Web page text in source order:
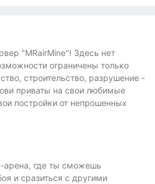
"MRairMine"! Здесь нет
ограничены только
строительство, разрушение -
приваты на свои любимые
постройки от непрошенных
арена, где ты сможешь
и сразиться с другими